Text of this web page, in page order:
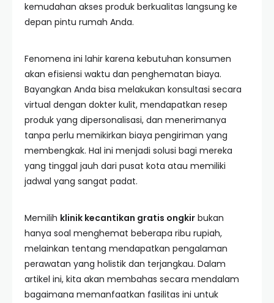
kemudahan akses produk berkualitas langsung ke
depan pintu rumah Anda.
Fenomena ini lahir karena kebutuhan konsumen
akan efisiensi waktu dan penghematan biaya.
Bayangkan Anda bisa melakukan konsultasi secara
virtual dengan dokter kulit, mendapatkan resep
produk yang dipersonalisasi, dan menerimanya
tanpa perlu memikirkan biaya pengiriman yang
membengkak. Hal ini menjadi solusi bagi mereka
yang tinggal jauh dari pusat kota atau memiliki
jadwal yang sangat padat.
Memilih klinik kecantikan gratis ongkir bukan
hanya soal menghemat beberapa ribu rupiah,
melainkan tentang mendapatkan pengalaman
perawatan yang holistik dan terjangkau. Dalam
artikel ini, kita akan membahas secara mendalam
bagaimana memanfaatkan fasilitas ini untuk